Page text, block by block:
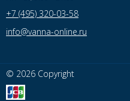
+7 (495) 320-03-58
info@vanna-online.ru
© 2026 Copyright